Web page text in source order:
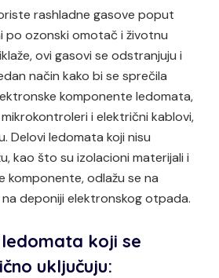
rashladne gasove poput
po ozonski omotač i životnu
ovi gasovi se odstranjuju i
način kako bi se sprečila
komponente ledomata,
i električni kablovi,
Delovi ledomata koji nisu
kao što su izolacioni materijali i
komponente, odlažu se na
deponiji elektronskog otpada.
koji se
uključuju: